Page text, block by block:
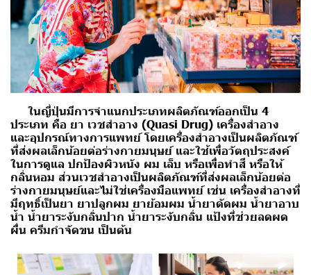
ในญี่ปุ่นมีการจำแนกประเภทผลิตภัณฑ์ออกเป็น 4
ประเภท คือ ยา เวชสำอาง (Quasi Drug) เครื่องสำอาง
และอุปกรณ์ทางการแพทย์โดยเครื่องสำอางเป็นผลิตภัณฑ์
ที่ส่งผลเล็กน้อยต่อร่างกายมนุษย์ และใช้เพื่อวัตถุประสงค์
ในการดูแล ปกป้องผิวหนัง ผม เล็บ หรือเพื่อทำสี หรือให้
กลิ่นหอม ส่วนเวชสำอางเป็นผลิตภัณฑ์ที่ส่งผลเล็กน้อยต่อ
ร่างกายมนุษย์และไม่ใช่เครื่องมือแพทย์ เช่น เครื่องสำอางที่
มีฤทธิ์เป็นยา ยาปลูกผม ยาย้อมผม น้ำยาดัดผม น้ำยาอาบ
น้ำ น้ำยาระงับกลิ่นปาก น้ำยาระงับกลิ่น แป้งที่ช่วยลดผด
ผื่น ครีมกำจัดขน เป็นต้น